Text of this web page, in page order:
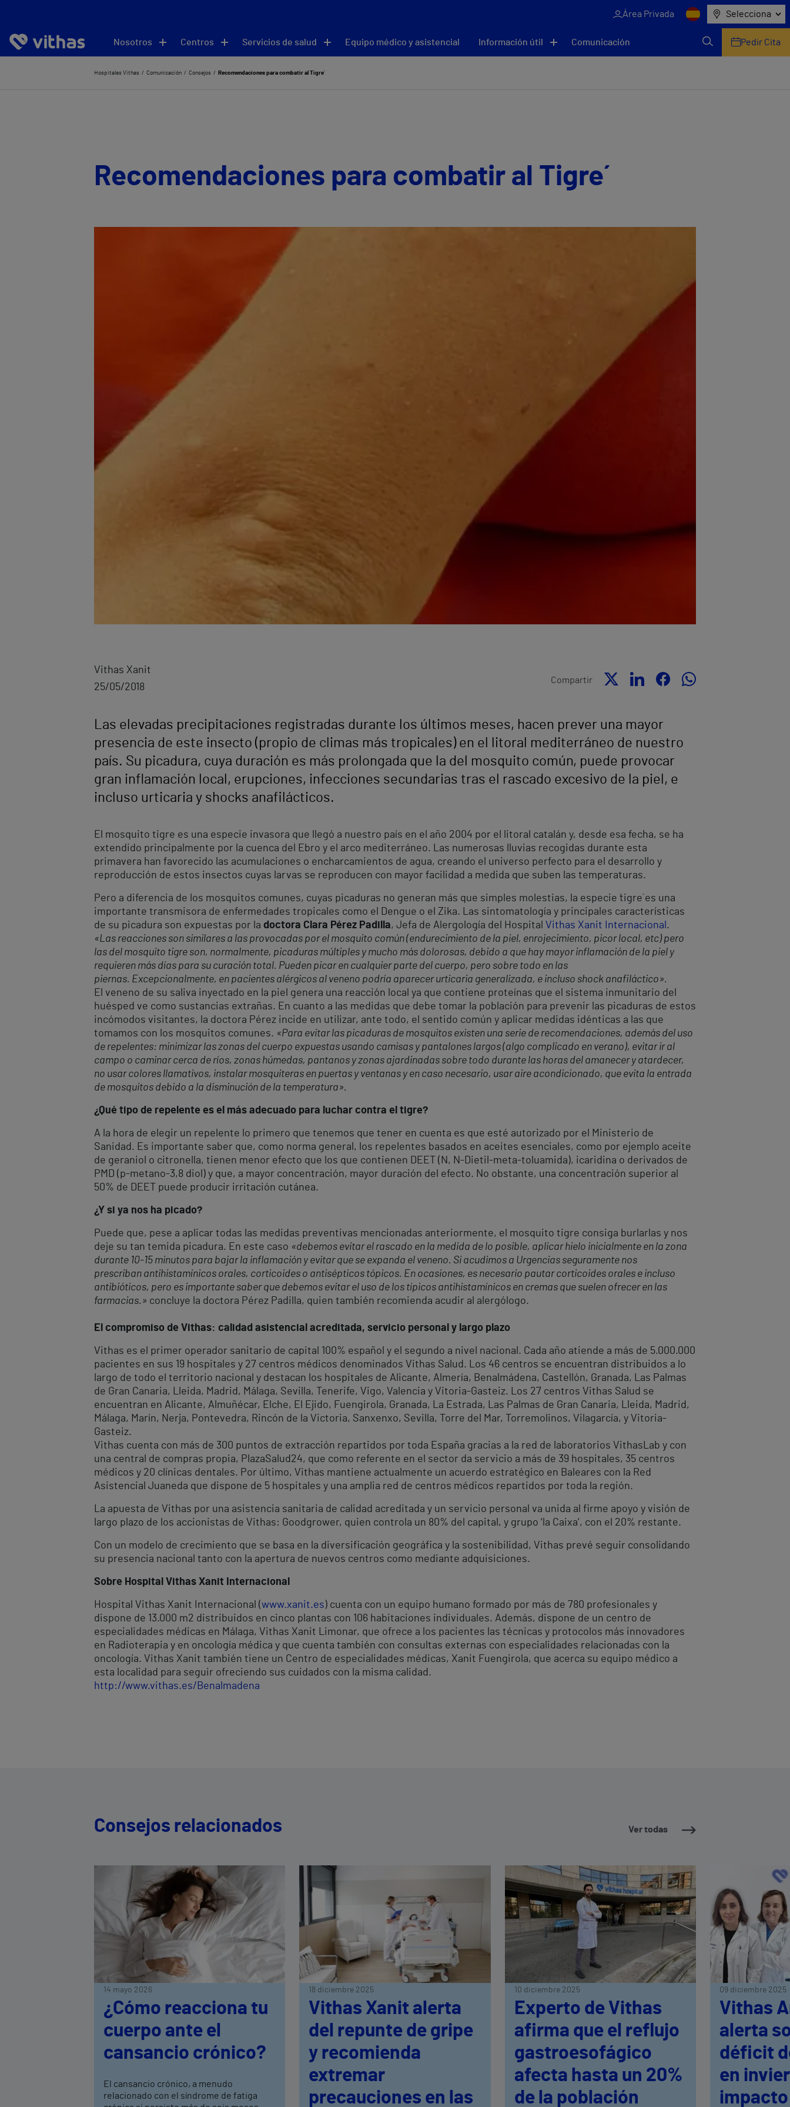
Área Privada Selecciona
Nosotros Centros Servicios de salud Equipo médico y asistencial Información útil Comunicación Pedir Cita
Hospitales Vithas Comunicación Consejos Recomendaciones para combatir al ´Tigre´
Recomendaciones para combatir al ´Tigre´
Vithas Xanit
25/05/2018
Compartir
Las elevadas precipitaciones registradas durante los últimos meses, hacen prever una mayor
presencia de este insecto (propio de climas más tropicales) en el litoral mediterráneo de nuestro
país. Su picadura, cuya duración es más prolongada que la del mosquito común, puede provocar
gran inflamación local, erupciones, infecciones secundarias tras el rascado excesivo de la piel, e
incluso urticaria y shocks anafilácticos.
El mosquito tigre es una especie invasora que llegó a nuestro país en el año 2004 por el litoral catalán y, desde esa fecha, se ha
extendido principalmente por la cuenca del Ebro y el arco mediterráneo. Las numerosas lluvias recogidas durante esta
primavera han favorecido las acumulaciones o encharcamientos de agua, creando el universo perfecto para el desarrollo y
reproducción de estos insectos cuyas larvas se reproducen con mayor facilidad a medida que suben las temperaturas.
Pero a diferencia de los mosquitos comunes, cuyas picaduras no generan más que simples molestias, la especie ´tigre´ es una
importante transmisora de enfermedades tropicales como el Dengue o el Zika. Las sintomatología y principales características
de su picadura son expuestas por la doctora Clara Pérez Padilla, Jefa de Alergología del Hospital Vithas Xanit Internacional .
«Las reacciones son similares a las provocadas por el mosquito común (endurecimiento de la piel, enrojecimiento, picor local, etc) pero
las del mosquito tigre son, normalmente, picaduras múltiples y mucho más dolorosas, debido a que hay mayor inflamación de la piel y
requieren más días para su curación total. Pueden picar en cualquier parte del cuerpo, pero sobre todo en las
piernas. Excepcionalmente, en pacientes alérgicos al veneno podría aparecer urticaria generalizada, e incluso shock anafiláctico».
El veneno de su saliva inyectado en la piel genera una reacción local ya que contiene proteínas que el sistema inmunitario del
huésped ve como sustancias extrañas. En cuanto a las medidas que debe tomar la población para prevenir las picaduras de estos
incómodos visitantes, la doctora Pérez incide en utilizar, ante todo, el sentido común y aplicar medidas idénticas a las que
tomamos con los mosquitos comunes. «Para evitar las picaduras de mosquitos existen una serie de recomendaciones, además del uso
de repelentes: minimizar las zonas del cuerpo expuestas usando camisas y pantalones largos (algo complicado en verano), evitar ir al
campo o caminar cerca de ríos, zonas húmedas, pantanos y zonas ajardinadas sobre todo durante las horas del amanecer y atardecer,
no usar colores llamativos, instalar mosquiteras en puertas y ventanas y en caso necesario, usar aire acondicionado, que evita la entrada
de mosquitos debido a la disminución de la temperatura».
¿Qué tipo de repelente es el más adecuado para luchar contra el tigre?
A la hora de elegir un repelente lo primero que tenemos que tener en cuenta es que esté autorizado por el Ministerio de
Sanidad. Es importante saber que, como norma general, los repelentes basados en aceites esenciales, como por ejemplo aceite
de geraniol o citronella, tienen menor efecto que los que contienen DEET (N, N-Dietil-meta-toluamida), icaridina o derivados de
PMD (p-metano-3,8 diol) y que, a mayor concentración, mayor duración del efecto. No obstante, una concentración superior al
50% de DEET puede producir irritación cutánea.
¿Y si ya nos ha picado?
Puede que, pese a aplicar todas las medidas preventivas mencionadas anteriormente, el mosquito tigre consiga burlarlas y nos
deje su tan temida picadura. En este caso «debemos evitar el rascado en la medida de lo posible, aplicar hielo inicialmente en la zona
durante 10-15 minutos para bajar la inflamación y evitar que se expanda el veneno. Si acudimos a Urgencias seguramente nos
prescriban antihistamínicos orales, corticoides o antisépticos tópicos. En ocasiones, es necesario pautar corticoides orales e incluso
antibióticos, pero es importante saber que debemos evitar el uso de los típicos antihistamínicos en cremas que suelen ofrecer en las
farmacias.» concluye la doctora Pérez Padilla, quien también recomienda acudir al alergólogo.
El compromiso de Vithas: calidad asistencial acreditada, servicio personal y largo plazo
Vithas es el primer operador sanitario de capital 100% español y el segundo a nivel nacional. Cada año atiende a más de 5.000.000
pacientes en sus 19 hospitales y 27 centros médicos denominados Vithas Salud. Los 46 centros se encuentran distribuidos a lo
largo de todo el territorio nacional y destacan los hospitales de Alicante, Almería, Benalmádena, Castellón, Granada, Las Palmas
de Gran Canaria, Lleida, Madrid, Málaga, Sevilla, Tenerife, Vigo, Valencia y Vitoria-Gasteiz. Los 27 centros Vithas Salud se
encuentran en Alicante, Almuñécar, Elche, El Ejido, Fuengirola, Granada, La Estrada, Las Palmas de Gran Canaria, Lleida, Madrid,
Málaga, Marín, Nerja, Pontevedra, Rincón de la Victoria, Sanxenxo, Sevilla, Torre del Mar, Torremolinos, Vilagarcía, y Vitoria-
Gasteiz.
Vithas cuenta con más de 300 puntos de extracción repartidos por toda España gracias a la red de laboratorios VithasLab y con
una central de compras propia, PlazaSalud24, que como referente en el sector da servicio a más de 39 hospitales, 35 centros
médicos y 20 clínicas dentales. Por último, Vithas mantiene actualmente un acuerdo estratégico en Baleares con la Red
Asistencial Juaneda que dispone de 5 hospitales y una amplia red de centros médicos repartidos por toda la región.
La apuesta de Vithas por una asistencia sanitaria de calidad acreditada y un servicio personal va unida al firme apoyo y visión de
largo plazo de los accionistas de Vithas: Goodgrower, quien controla un 80% del capital, y grupo ‘la Caixa’, con el 20% restante.
Con un modelo de crecimiento que se basa en la diversificación geográfica y la sostenibilidad, Vithas prevé seguir consolidando
su presencia nacional tanto con la apertura de nuevos centros como mediante adquisiciones.
Sobre Hospital Vithas Xanit Internacional
Hospital Vithas Xanit Internacional (www.xanit.es) cuenta con un equipo humano formado por más de 780 profesionales y
dispone de 13.000 m2 distribuidos en cinco plantas con 106 habitaciones individuales. Además, dispone de un centro de
especialidades médicas en Málaga, Vithas Xanit Limonar, que ofrece a los pacientes las técnicas y protocolos más innovadores
en Radioterapia y en oncología médica y que cuenta también con consultas externas con especialidades relacionadas con la
oncología. Vithas Xanit también tiene un Centro de especialidades médicas, Xanit Fuengirola, que acerca su equipo médico a
esta localidad para seguir ofreciendo sus cuidados con la misma calidad.
http://www.vithas.es/Benalmadena
Consejos relacionados Ver todas
14 mayo 2026
¿Cómo reacciona tu
cuerpo ante el
cansancio crónico?
El cansancio crónico, a menudo
relacionado con el síndrome de fatiga
18 diciembre 2025
Vithas Xanit alerta
del repunte de gripe
y recomienda
extremar
precauciones en las
10 diciembre 2025
Experto de Vithas
afirma que el reflujo
gastroesofágico
afecta hasta un 20%
de la población
09 diciembre 2025
Vithas
alerta
déficit
en
impacto